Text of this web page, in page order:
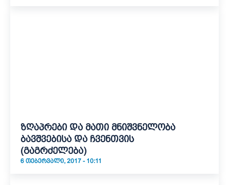
ზღაპრები და მათი მნიშვნელობა
ბავშვებისა და ჩვენთვის
(გაგრძელება)
6 ᲗᲔᲑᲔᲠᲕᲐᲚᲘ, 2017 - 10:11